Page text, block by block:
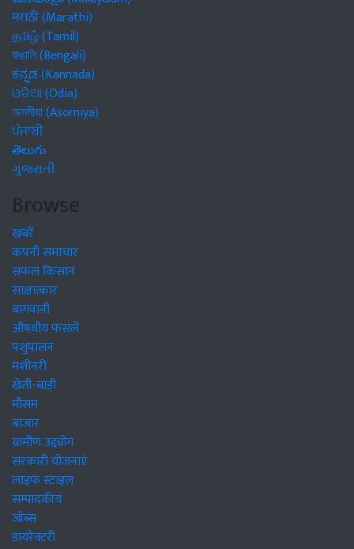
मराठी (Marathi)
தமிழ் (Tamil)
বাঙালি (Bengali)
ಕನ್ನಡ (Kannada)
ଓଡିଆ (Odia)
অসমীয়া (Asomiya)
ਪੰਜਾਬੀ
తెలుగు
ગુજરાતી
Browse
खबरें
कंपनी समाचार
सफल किसान
साक्षात्कार
बागवानी
औषधीय फसलें
पशुपालन
मशीनरी
खेती-बाड़ी
मौसम
बाजार
ग्रामीण उद्द्योग
सरकारी योजनाएं
लाइफ स्टाइल
सम्पादकीय
जॉब्स
डायरेक्टरी